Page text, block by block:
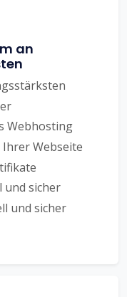
an
Webhosting
Webseite
und sicher
und sicher